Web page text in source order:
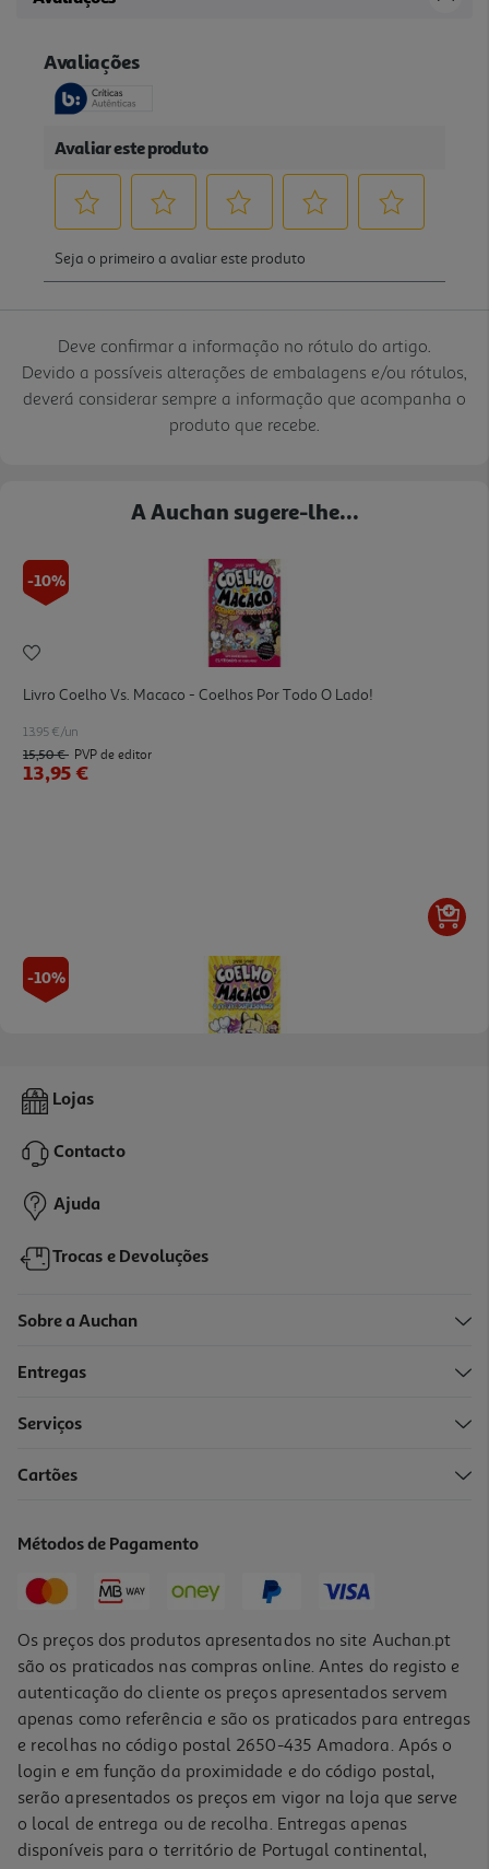
Deve confirmar a informação no rótulo do artigo.
Devido a possíveis alterações de embalagens e/ou rótulos,
deverá considerar sempre a informação que acompanha o
produto que recebe.
A Auchan sugere-lhe...
-10%
Livro Coelho Vs. Macaco - Coelhos Por Todo O Lado!
13.95 €/un
15,50 € PVP de editor
13,95 €
-10%
Livro Coelho Vs. Macaco - O Aye-Aye Supersónico
15,50 € PVP de editor
13,95 €
-20%
5,75 € PVP de editor
-10%
Lojas
Contacto
Ajuda
Trocas e Devoluções
Sobre a Auchan
Entregas
Serviços
Cartões
Métodos de Pagamento
Os preços dos produtos apresentados no site Auchan.pt
são os praticados nas compras online. Antes do registo e
autenticação do cliente os preços apresentados servem
apenas como referência e são os praticados para entregas
e recolhas no código postal 2650-435 Amadora. Após o
login e em função da proximidade e do código postal,
serão apresentados os preços em vigor na loja que serve
o local de entrega ou de recolha. Entregas apenas
disponíveis para o território de Portugal continental,